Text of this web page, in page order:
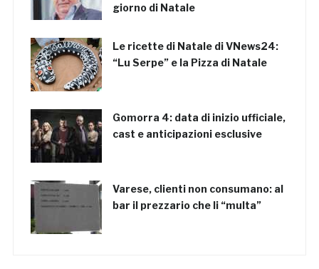
giorno di Natale
Le ricette di Natale di VNews24:
“Lu Serpe” e la Pizza di Natale
Gomorra 4: data di inizio ufficiale,
cast e anticipazioni esclusive
Varese, clienti non consumano: al
bar il prezzario che li “multa”